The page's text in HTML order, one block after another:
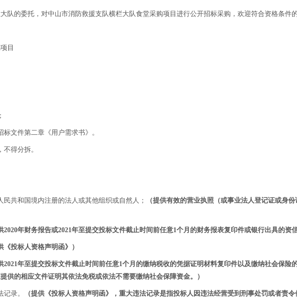
队的委托，对中山市消防救援支队横栏大队食堂采购项目进行公开招标采购，欢迎符合资格条件
目
文件第二章《用户需求书》。
得分拆。
共和国境内注册的法人或其他组织或自然人；
（提供有效的营业执照（或事业法人登记证或身
2020年财务报告或2021年至提交投标文件截止时间前任意1个月的财务报表复印件或银行出具的资
《投标人资格声明函》）
2021年至提交投标文件截止时间前任意1个月的缴纳税收的凭据证明材料复印件以及缴纳社会保险
供的相应文件证明其依法免税或依法不需要缴纳社会保障资金。）
录。
（提供《投标人资格声明函》，重大违法记录是指投标人因违法经营受到刑事处罚或者责